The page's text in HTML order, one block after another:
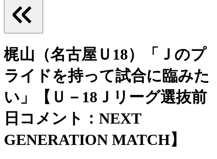
梶山（名古屋Ｕ18）「Ｊのプ
ライドを持って試合に臨みた
い」【Ｕ－18Ｊリーグ選抜前
日コメント：NEXT
GENERATION MATCH】